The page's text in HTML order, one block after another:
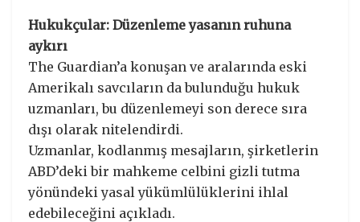
Hukukçular: Düzenleme yasanın ruhuna
aykırı
The Guardian’a konuşan ve aralarında eski
Amerikalı savcıların da bulunduğu hukuk
uzmanları, bu düzenlemeyi son derece sıra
dışı olarak nitelendirdi.
Uzmanlar, kodlanmış mesajların, şirketlerin
ABD’deki bir mahkeme celbini gizli tutma
yönündeki yasal yükümlülüklerini ihlal
edebileceğini açıkladı.